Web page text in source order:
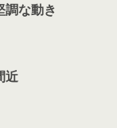
調な動き
近